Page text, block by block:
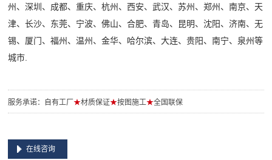
州、深圳、成都、重庆、杭州、西安、武汉、苏州、郑州、南京、天
津、长沙、东莞、宁波、佛山、合肥、青岛、昆明、沈阳、济南、无
锡、厦门、福州、温州、金华、哈尔滨、大连、贵阳、南宁、泉州等
城市.
服务承诺：自有工厂★材质保证★按图施工★全国联保
在线咨询